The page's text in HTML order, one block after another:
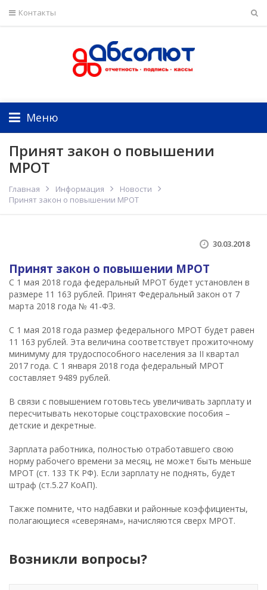
Контакты
Меню
Принят закон о повышении
МРОТ
Главная Информация
Новости
Принят закон о повышении МРОТ
30.03.2018
Принят закон о повышении МРОТ
С 1 мая 2018 года федеральный МРОТ будет установлен в
размере 11 163 рублей. Принят Федеральный закон от 7
марта 2018 года № 41-ФЗ.
С 1 мая 2018 года размер федерального МРОТ будет равен
11 163 рублей. Эта величина соответствует прожиточному
минимуму для трудоспособного населения за II квартал
2017 года. С 1 января 2018 года федеральный МРОТ
составляет 9489 рублей.
В связи с повышением готовьтесь увеличивать зарплату и
пересчитывать некоторые соцстраховские пособия –
детские и декретные.
Зарплата работника, полностью отработавшего свою
норму рабочего времени за месяц, не может быть меньше
МРОТ (ст. 133 ТК РФ). Если зарплату не поднять, будет
штраф (ст.5.27 КоАП).
Также помните, что надбавки и районные коэффициенты,
полагающиеся «северянам», начисляются сверх МРОТ.
Возникли вопросы?